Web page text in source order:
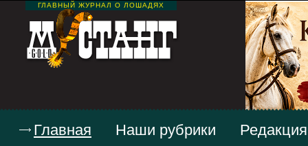
ГЛАВНЫЙ ЖУРНАЛ О ЛОШАДЯХ
Главная Наши рубрики Редакция